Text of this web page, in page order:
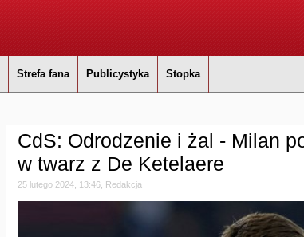
Strefa fana Publicystyka Stopka
CdS: Odrodzenie i żal - Milan
w twarz z De Ketelaere
25 lutego 2024, 13:46, Redakcja